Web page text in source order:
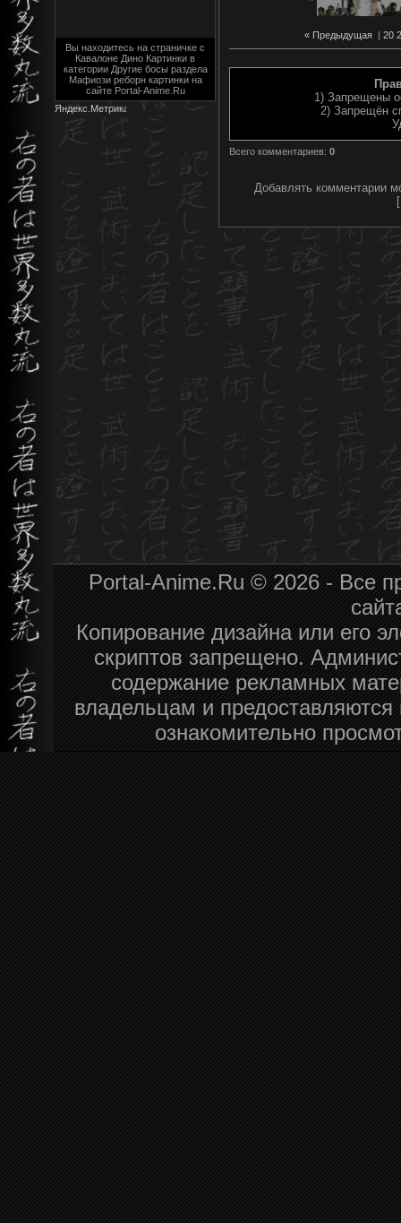
Вы находитесь на страничке с
Кавалоне Дино Картинки в
категории Другие босы раздела
Мафиози реборн картинки на
сайте Portal-Anime.Ru
« Предыдущая 20
1) Запрещены
2) Запрещён
Всего комментариев: 0
Добавлять комментарии
Portal-Anime.Ru © 2026 - Все
Копирование дизайна или его
скриптов запрещено.
содержание рекламных
владельцам и
ознакомительно